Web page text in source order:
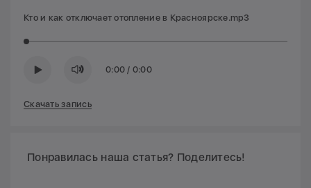
Кто и как отключает отопление в Красноярске.mp3
0:00 / 0:00
Скачать запись
Понравилась наша статья? Поделитесь!